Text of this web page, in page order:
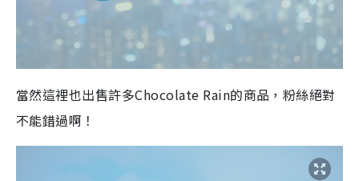
當然這裡也出售許多Chocolate Rain的商品，粉絲絕對
不能錯過啊！